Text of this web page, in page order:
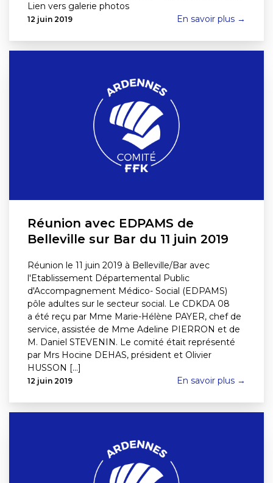
Lien vers galerie photos
12 juin 2019 En savoir plus →
Réunion avec EDPAMS de
Belleville sur Bar du 11 juin 2019
Réunion le 11 juin 2019 à Belleville/Bar avec
l'Etablissement Départemental Public
d'Accompagnement Médico- Social (EDPAMS)
pôle adultes sur le secteur social. Le CDKDA 08
a été reçu par Mme Marie-Hélène PAYER, chef de
service, assistée de Mme Adeline PIERRON et de
M. Daniel STEVENIN. Le comité était représenté
par Mrs Hocine DEHAS, président et Olivier
HUSSON [...]
12 juin 2019 En savoir plus →